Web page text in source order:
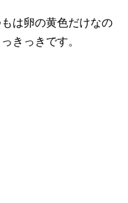
は卵の黄色だけなの
きっきです。